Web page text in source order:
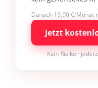
Danach 19,90 €/Monat
Jetzt
Kein Risiko ·